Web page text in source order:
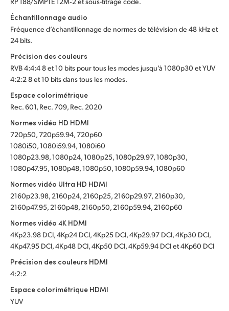
Échantillonnage audio
Fréquence d’échantillonnage de normes de télévision de 48 kHz et
24 bits.
Précision des couleurs
RVB 4:4:4 8 et 10 bits pour tous les modes jusqu’à 1080p30 et YUV
4:2:2 8 et 10 bits dans tous les modes.
Espace colorimétrique
Rec. 601, Rec. 709, Rec. 2020
Normes vidéo HD HDMI
720p50, 720p59.94, 720p60
1080i50, 1080i59.94, 1080i60
1080p23.98, 1080p24, 1080p25, 1080p29.97, 1080p30,
1080p47.95, 1080p48, 1080p50, 1080p59.94, 1080p60
Normes vidéo Ultra HD HDMI
2160p23.98, 2160p24, 2160p25, 2160p29.97, 2160p30,
2160p47.95, 2160p48, 2160p50, 2160p59.94, 2160p60
Normes vidéo 4K HDMI
4Kp23.98 DCI, 4Kp24 DCI, 4Kp25 DCI, 4Kp29.97 DCI, 4Kp30 DCI,
4Kp47.95 DCI, 4Kp48 DCI, 4Kp50 DCI, 4Kp59.94 DCI et 4Kp60 DCI
Précision des couleurs HDMI
4:2:2
Espace colorimétrique HDMI
YUV